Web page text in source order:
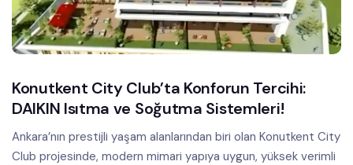
Teknik
Destek
Referanslar
Medya
Konutkent City Club’ta Konforun Tercihi:
DAIKIN Isıtma ve Soğutma Sistemleri!
Ankara’nın prestijli yaşam alanlarından biri olan Konutkent City
Club projesinde, modern mimari yapıya uygun, yüksek verimli